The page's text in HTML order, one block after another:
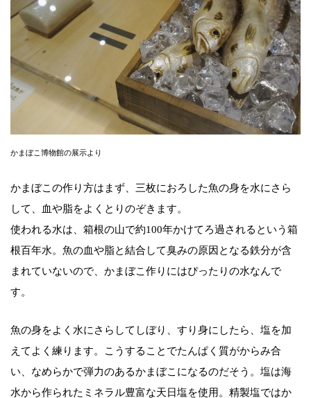
かまぼこ博物館の展示より
かまぼこの作り方はまず、三枚におろした魚の身を水にさら
して、血や脂をよくとりのぞきます。
使われる水は、箱根の山で約100年かけてろ過されるという箱
根百年水。魚の血や脂と結合して臭みの原因となる鉄分が含
まれていないので、かまぼこ作りにはぴったりの水なんで
す。
魚の身をよく水にさらしてしぼり、すり身にしたら、塩を加
えてよく練ります。こうすることでたんぱく質がからみ合
い、なめらかで弾力のあるかまぼこになるのだそう。塩は海
水から作られたミネラル豊富な天日塩を使用。精製塩ではか